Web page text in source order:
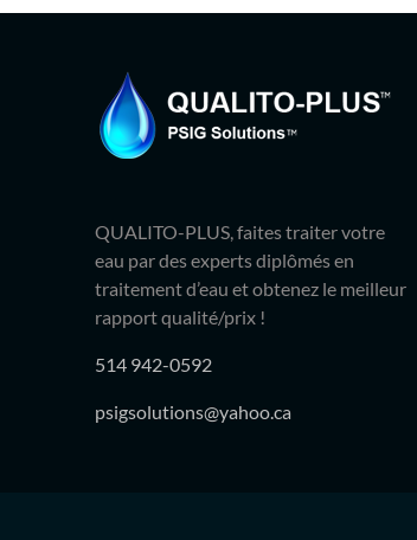
QUALITO-PLUS, faites traiter votre
eau par des experts diplômés en
traitement d’eau et obtenez le meilleur
rapport qualité/prix !
514 942-0592
psigsolutions@yahoo.ca